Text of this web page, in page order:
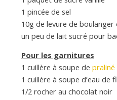
1 pincée de sel
10g de levure de boulanger
un peu de lait sucré pour
Pour les garnitures
1 cuillère à soupe de praliné
1 cuillère à soupe d’eau de
1/2 rocher au chocolat noir